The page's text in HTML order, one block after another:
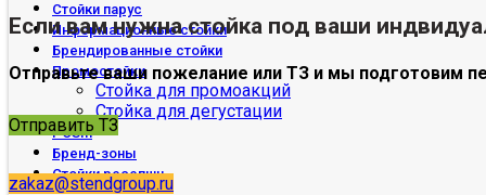
Стойки парус
Информационные стойки
Брендированные стойки
Промостойки
Стойка для промоакций
Стойка для дегустации
POSm
Бренд-зоны
Стойки ресепшн
Если вам нужна стойка под ваши
Отправьте ваши пожелание или ТЗ и мы подготовим
Отправить ТЗ
zakaz@stendgroup.ru